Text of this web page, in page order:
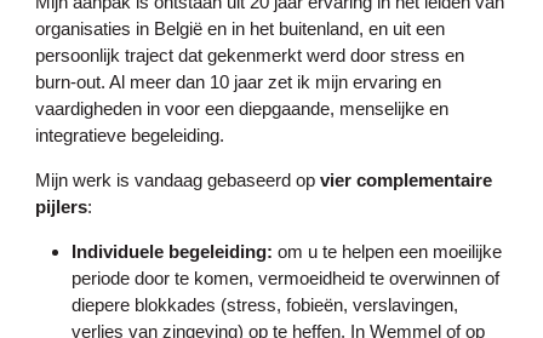
organisaties in België en in het buitenland, en uit een
persoonlijk traject dat gekenmerkt werd door stress en
burn-out. Al meer dan 10 jaar zet ik mijn ervaring en
vaardigheden in voor een diepgaande, menselijke en
integratieve begeleiding.
Mijn werk is vandaag gebaseerd op vier complementaire
pijlers:
Individuele begeleiding: om u te helpen een moeilijke
periode door te komen, vermoeidheid te overwinnen of
diepere blokkades (stress, fobieën, verslavingen,
verlies van zingeving) op te heffen. In Wemmel of op